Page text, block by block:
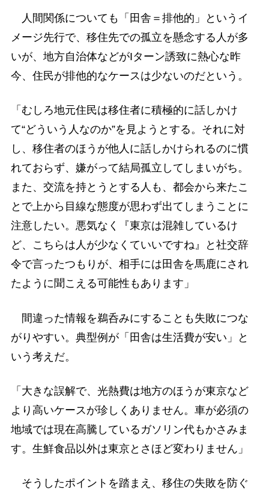
人間関係についても「田舎＝排他的」というイ
メージ先行で、移住先での孤立を懸念する人が多
いが、地方自治体などがIターン誘致に熱心な昨
今、住民が排他的なケースは少ないのだという。
「むしろ地元住民は移住者に積極的に話しかけ
て“どういう人なのか”を見ようとする。それに対
し、移住者のほうが他人に話しかけられるのに慣
れておらず、嫌がって結局孤立してしまいがち。
また、交流を持とうとする人も、都会から来たこ
とで上から目線な態度が思わず出てしまうことに
注意したい。悪気なく『東京は混雑しているけ
ど、こちらは人が少なくていいですね』と社交辞
令で言ったつもりが、相手には田舎を馬鹿にされ
たように聞こえる可能性もあります」
間違った情報を鵜呑みにすることも失敗につな
がりやすい。典型例が「田舎は生活費が安い」と
いう考えだ。
「大きな誤解で、光熱費は地方のほうが東京など
より高いケースが珍しくありません。車が必須の
地域では現在高騰しているガソリン代もかさみま
す。生鮮食品以外は東京とさほど変わりません」
そうしたポイントを踏まえ、移住の失敗を防ぐ